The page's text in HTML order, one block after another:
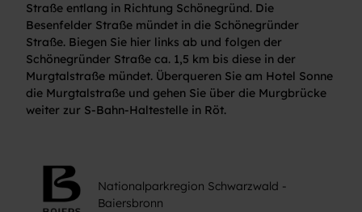
Straße entlang in Richtung Schönegründ. Die
Besenfelder Straße mündet in die Schönegründer
Straße. Biegen Sie hier links ab und folgen der
Schönegründer Straße ca. 1,5 km bis diese in der
Murgtalstraße mündet. Überqueren Sie am Hotel Sonne
die Murgtalstraße und gehen Sie über die Murgbrücke
weiter zur S-Bahn-Haltestelle in Röt.
Nationalparkregion Schwarzwald -
Baiersbronn